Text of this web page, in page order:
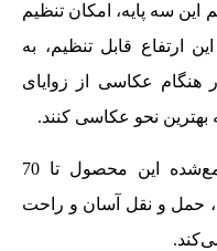
سه پایه، امکان تنظیم
است. این ارتفاع قابل تنظیم، به
هنگام عکاسی از زوایای
نحو عکاسی کنند.
طول پایه جمع‌شده این محصول تا 70
حمل و نقل آسان و راحت